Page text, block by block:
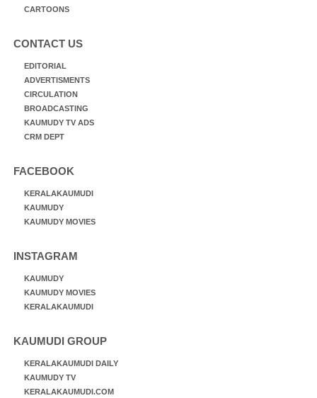
CARTOONS
CONTACT US
EDITORIAL
ADVERTISMENTS
CIRCULATION
BROADCASTING
KAUMUDY TV ADS
CRM DEPT
FACEBOOK
KERALAKAUMUDI
KAUMUDY
KAUMUDY MOVIES
INSTAGRAM
KAUMUDY
KAUMUDY MOVIES
KERALAKAUMUDI
KAUMUDI GROUP
KERALAKAUMUDI DAILY
KAUMUDY TV
KERALAKAUMUDI.COM